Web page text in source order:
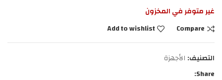
غير متوفر في المخزون
Compare
Add to wishlist
التصنيف: الأجهزة
Share: